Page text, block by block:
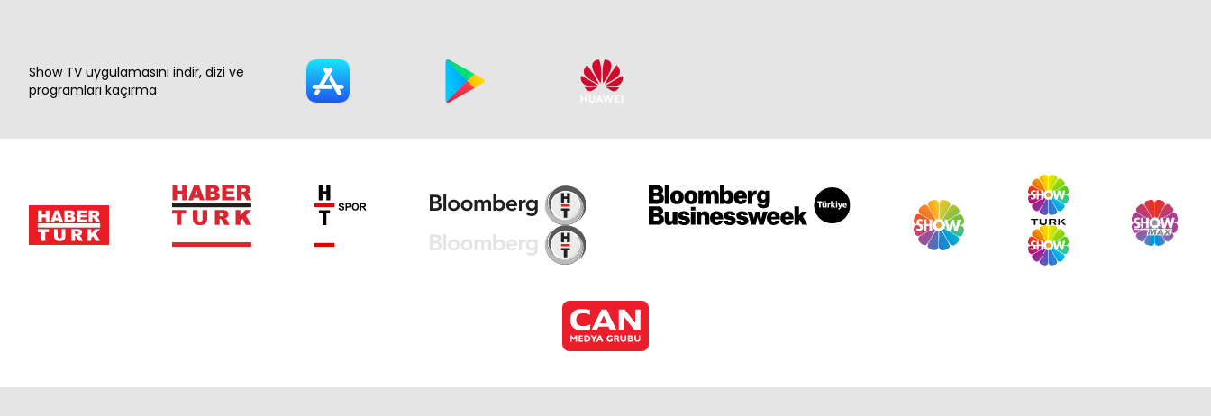
Show TV uygulamasını indir, dizi ve
programları kaçırma